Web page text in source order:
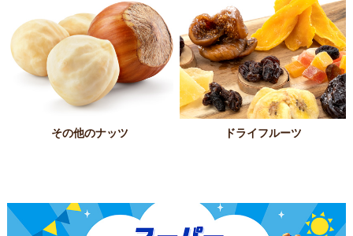
その他のナッツ ドライフルーツ